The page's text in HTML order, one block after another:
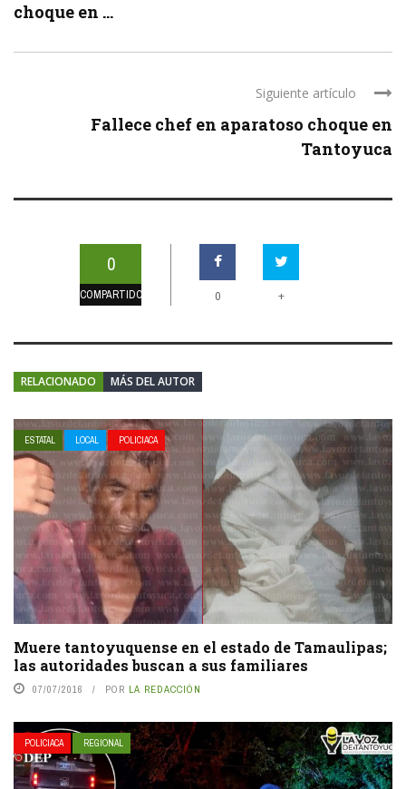
choque en ...
Siguiente artículo
Fallece chef en aparatoso choque en
Tantoyuca
0
COMPARTIDOS 0 +
RELACIONADO MÁS DEL AUTOR
ESTATAL LOCAL POLICIACA
Muere tantoyuquense en el estado de Tamaulipas;
las autoridades buscan a sus familiares
07/07/2016 POR LA REDACCIÓN
POLICIACA REGIONAL